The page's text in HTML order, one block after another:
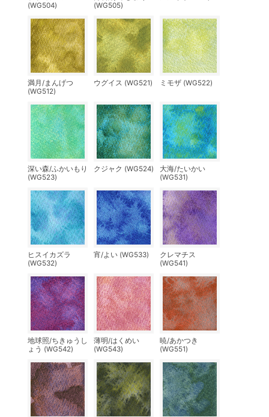
(WG504)
(WG505)
満月/まんげつ
(WG512)
ウグイス (WG521) ミモザ (WG522)
深い森/ふかいもり
(WG523)
クジャク (WG524)
大海/たいかい
(WG531)
ヒスイカズラ
(WG532)
宵/よい (WG533)
クレマチス
(WG541)
地球照/ちきゅうし
ょう (WG542)
薄明/はくめい
(WG543)
暁/あかつき
(WG551)